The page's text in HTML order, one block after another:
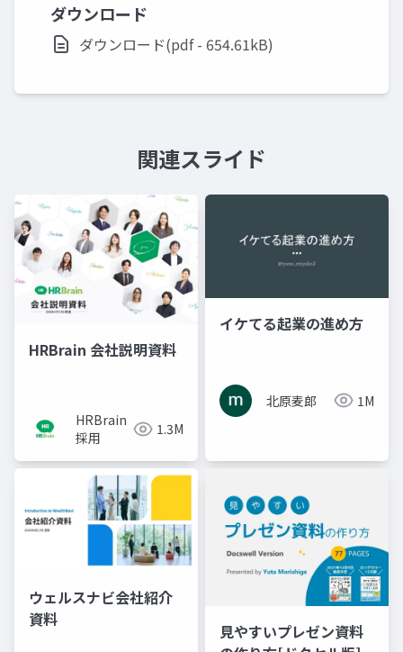
ダウンロード
ダウンロード(pdf - 654.61kB)
関連スライド
HRBrain 会社説明資料
HRBrain
採用
1.3M
イケてる起業の進め方
北原麦郎 1M
ウェルスナビ会社紹介
資料
見やすいプレゼン資料